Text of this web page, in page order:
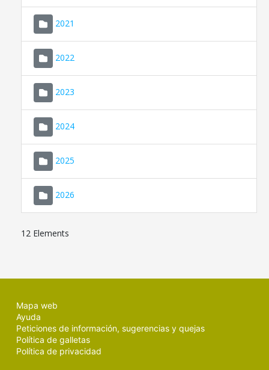
2021
2022
2023
2024
2025
2026
12 Elements
Mapa web
Ayuda
Peticiones de información, sugerencias y quejas
Política de galletas
Política de privacidad